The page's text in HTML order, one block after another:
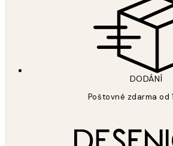
DODÁNÍ
Poštovné zdarma od